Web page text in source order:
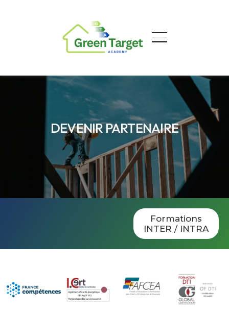
DEVENIR PARTENAIRE
Formations
INTER / INTRA